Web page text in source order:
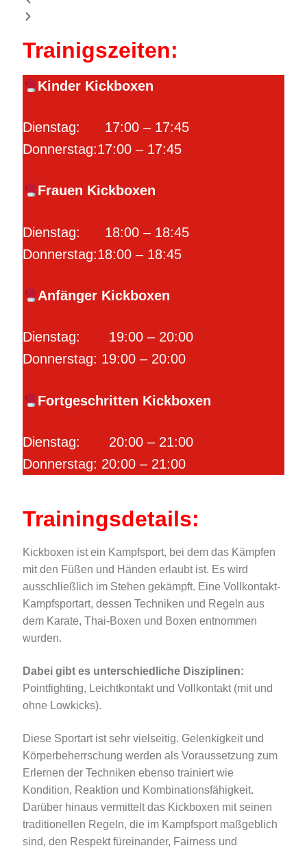
Kursplan
Mitgliedschaft & Preise
Jetzt Anfragen
Trainigszeiten:
Kinder Kickboxen
Dienstag: 17:00 – 17:45
Donnerstag:17:00 – 17:45
Frauen Kickboxen
Dienstag: 18:00 – 18:45
Donnerstag:18:00 – 18:45
Anfänger Kickboxen
Dienstag: 19:00 – 20:00
Donnerstag: 19:00 – 20:00
Fortgeschritten Kickboxen
Dienstag: 20:00 – 21:00
Donnerstag: 20:00 – 21:00
Trainingsdetails:
Kickboxen ist ein Kampfsport, bei dem das Kämpfen
mit den Füßen und Händen erlaubt ist. Es wird
ausschließlich im Stehen gekämpft. Eine Vollkontakt-
Kampfsportart, dessen Techniken und Regeln aus
dem Karate, Thai-Boxen und Boxen entnommen
wurden.
Dabei gibt es unterschiedliche Disziplinen:
Pointfighting, Leichtkontakt und Vollkontakt (mit und
ohne Lowkicks).
Diese Sportart ist sehr vielseitig. Gelenkigkeit und
Körperbeherrschung werden als Voraussetzung zum
Erlernen der Techniken ebenso trainiert wie
Kondition, Reaktion und Kombinationsfähigkeit.
Darüber hinaus vermittelt das Kickboxen mit seinen
traditionellen Regeln, die im Kampfsport maßgeblich
sind, den Respekt füreinander, Fairness und